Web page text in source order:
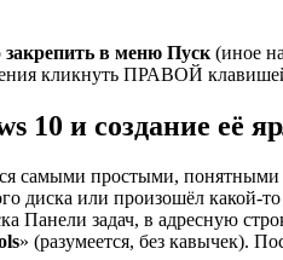
закрепить в меню Пуск (иное
кликнуть ПРАВОЙ
10 и создание её
самыми простыми,
диска или произошёл какой-
Панели задач, в адресную
» (разумеется, без кавычек).